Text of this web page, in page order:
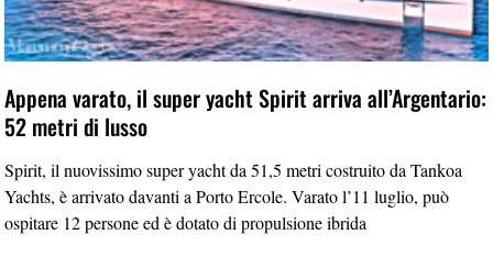
Appena varato, il super yacht Spirit arriva all’Argentario:
52 metri di lusso
Spirit, il nuovissimo super yacht da 51,5 metri costruito da Tankoa
Yachts, è arrivato davanti a Porto Ercole. Varato l’11 luglio, può
ospitare 12 persone ed è dotato di propulsione ibrida